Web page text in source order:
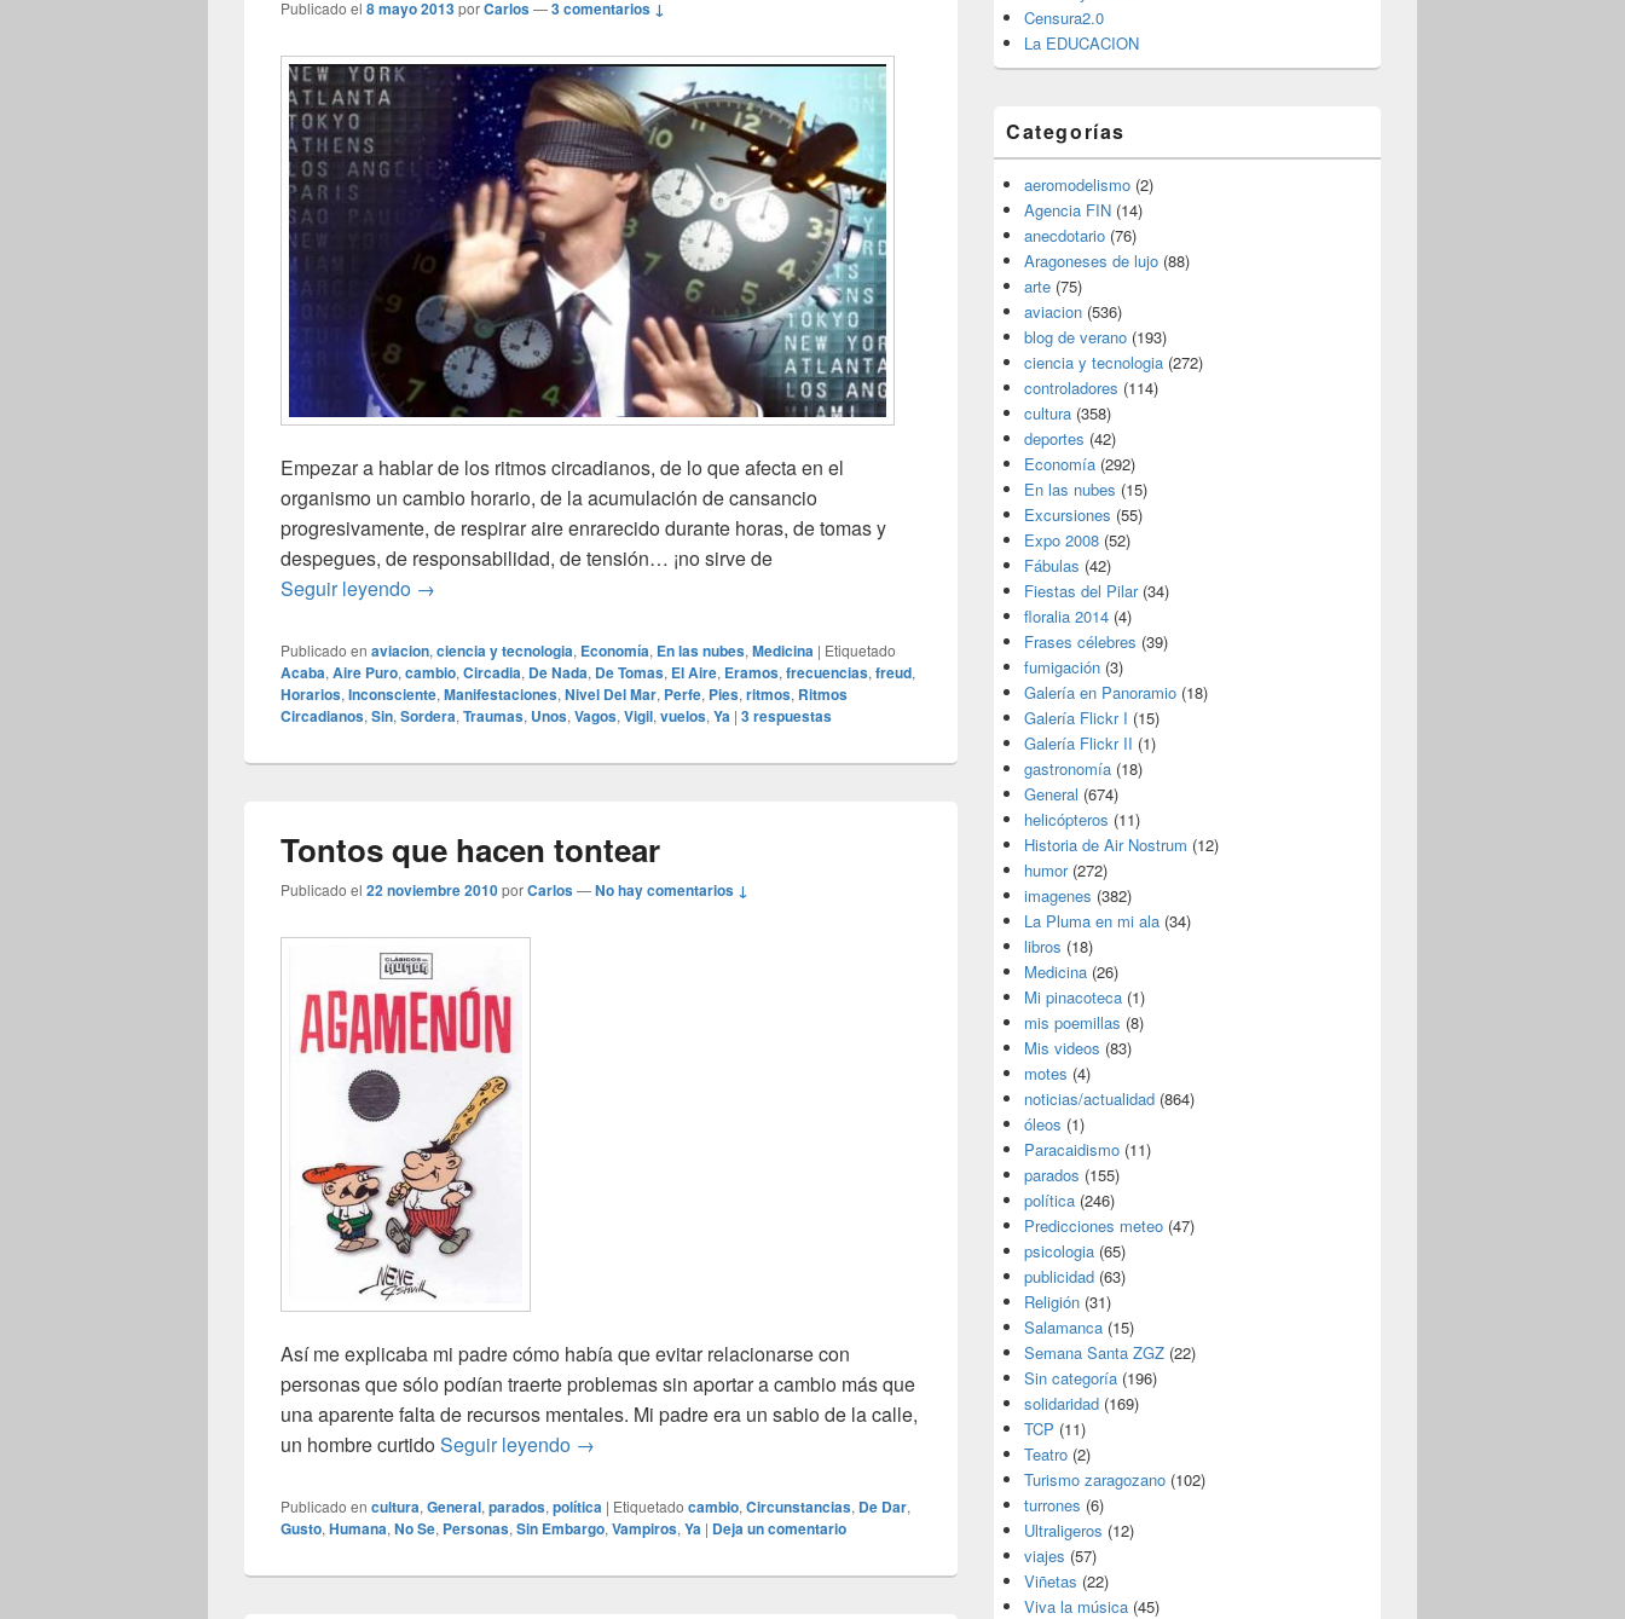
Publicado el 8 mayo 2013porCarlos—3 comentarios ↓
Empezar a hablar de los ritmos circadianos, de lo que afecta en el
organismo un cambio horario, de la acumulación de cansancio
progresivamente, de respirar aire enrarecido durante horas, de tomas y
despegues, de responsabilidad, de tensión… ¡no sirve de
Seguir leyendo La fatiga de vuelo
→
Publicado en aviacion, ciencia y tecnologia, Economía, En las nubes, Medicina | Etiquetado
Acaba, Aire Puro, cambio, Circadia, De Nada, De Tomas, El Aire, Eramos, frecuencias, freud,
Horarios, Inconsciente, Manifestaciones, Nivel Del Mar, Perfe, Pies, ritmos, Ritmos
Circadianos, Sin, Sordera, Traumas, Unos, Vagos, Vigil, vuelos, Ya | 3respuestas
Tontos que hacen tontear
Publicado el 22 noviembre 2010porCarlos—No hay comentarios ↓
Así me explicaba mi padre cómo había que evitar relacionarse con
personas que sólo podían traerte problemas sin aportar a cambio más que
una aparente falta de recursos mentales. Mi padre era un sabio de la calle,
un hombre curtidoSeguir leyendo Tontos que hacen tontear
→
Publicado en cultura, General, parados, política | Etiquetado cambio, Circunstancias, De Dar,
Gusto, Humana, No Se, Personas, Sin Embargo, Vampiros, Ya | Deja un comentario
Censura2.0
La EDUCACION
Categorías
aeromodelismo (2)
Agencia FIN (14)
anecdotario (76)
Aragoneses de lujo (88)
arte (75)
aviacion (536)
blog de verano (193)
ciencia y tecnologia (272)
controladores (114)
cultura (358)
deportes (42)
Economía (292)
En las nubes (15)
Excursiones (55)
Expo 2008 (52)
Fábulas (42)
Fiestas del Pilar(34)
floralia 2014 (4)
Frases célebres (39)
fumigación (3)
Galería en Panoramio (18)
Galería Flickr I (15)
Galería Flickr II (1)
gastronomía (18)
General (674)
helicópteros (11)
Historia de Air Nostrum (12)
humor(272)
imagenes (382)
La Pluma en mi ala (34)
libros (18)
Medicina (26)
Mi pinacoteca (1)
mis poemillas (8)
Mis videos (83)
motes (4)
noticias/actualidad (864)
óleos (1)
Paracaidismo (11)
parados (155)
política (246)
Predicciones meteo (47)
psicologia (65)
publicidad (63)
Religión (31)
Salamanca (15)
Semana Santa ZGZ (22)
Sin categoría (196)
solidaridad (169)
TCP (11)
Teatro (2)
Turismo zaragozano (102)
turrones (6)
Ultraligeros (12)
viajes (57)
Viñetas (22)
Viva la música (45)